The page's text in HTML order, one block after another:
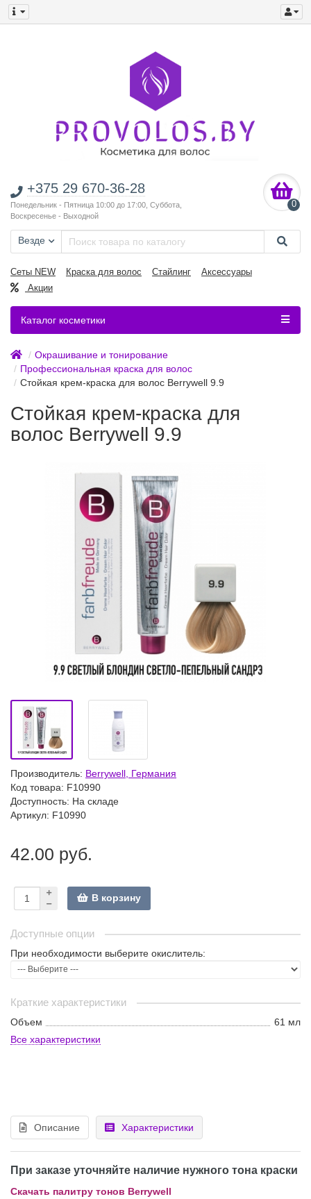
+375 29 670-36-28
Понедельник - Пятница 10:00 до 17:00, Суббота,
Воскресенье - Выходной
0
Везде
Сеты NEW Краска для волос Стайлинг
Аксессуары
Акции
Каталог косметики
Окрашивание и тонирование
Профессиональная краска для волос
Стойкая крем-краска для волос Berrywell 9.9
Стойкая крем-краска для
волос Berrywell 9.9
Производитель: Berrywell, Германия
Код товара: F10990
Доступность: На складе
Артикул: F10990
42.00 руб.
В корзину
Доступные опции
При необходимости выберите окислитель:
Краткие характеристики
Объем
61 мл
Все характеристики
Описание Характеристики
При заказе уточняйте наличие нужного тона краски
Скачать палитру тонов Berrywell